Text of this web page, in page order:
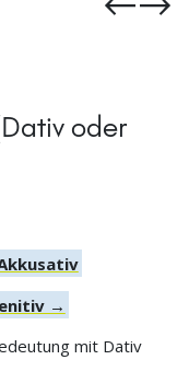
oder
→
mit Dativ